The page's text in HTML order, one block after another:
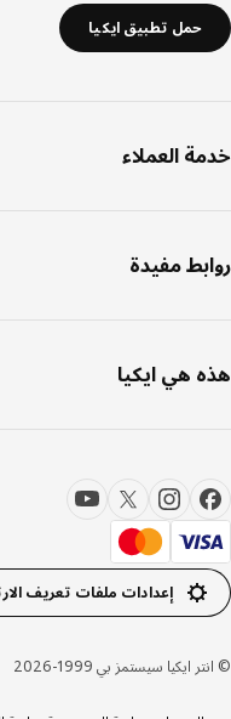
حمل تطبيق ايكيا
العملاء
مفيدة
هي ايكيا
إعدادات ملفات تعريف
ايكيا سيستمز بي 1999-2026